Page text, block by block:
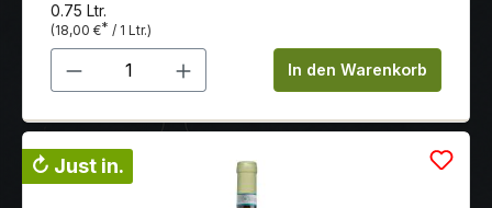
0.75 Ltr.
(18,00 €* / 1 Ltr.)
Produkt Anzahl: Gib denIn den Warenkorb
↻ Just in.